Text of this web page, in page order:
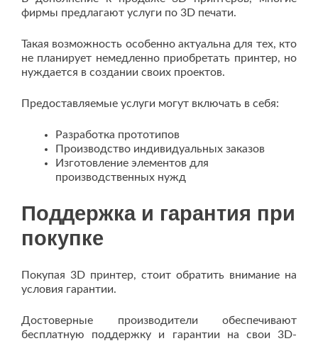
фирмы предлагают услуги по 3D печати.
Такая возможность особенно актуальна для тех, кто
не планирует немедленно приобретать принтер, но
нуждается в создании своих проектов.
Предоставляемые услуги могут включать в себя:
Разработка прототипов
Производство индивидуальных заказов
Изготовление элементов для
производственных нужд
Поддержка и гарантия при
покупке
Покупая 3D принтер, стоит обратить внимание на
условия гарантии.
Достоверные производители обеспечивают
бесплатную поддержку и гарантии на свои 3D-